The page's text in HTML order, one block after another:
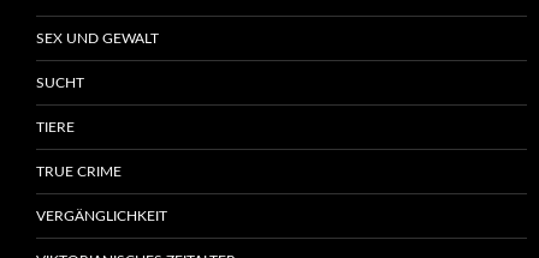
SEX UND GEWALT
SUCHT
TIERE
TRUE CRIME
VERGÄNGLICHKEIT